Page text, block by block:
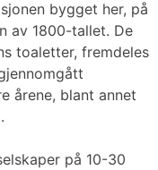
bygget her, på
av 1800-tallet. De
toaletter, fremdeles
årene, blant annet
på 10-30